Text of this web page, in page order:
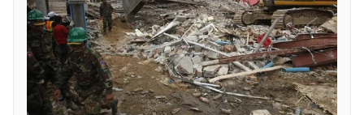
Photo Infographic
Video Shorts video